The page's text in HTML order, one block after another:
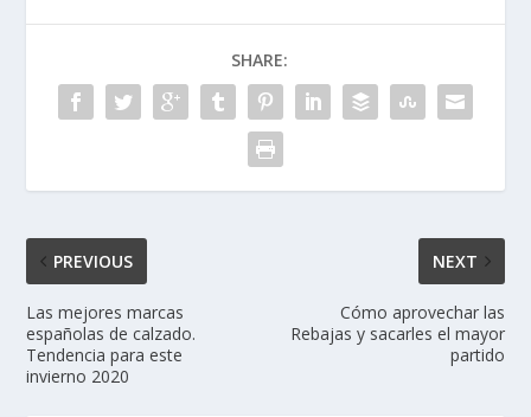
SHARE:
PREVIOUS
Las mejores marcas
españolas de calzado.
Tendencia para este
invierno 2020
NEXT
Cómo aprovechar las
Rebajas y sacarles el mayor
partido